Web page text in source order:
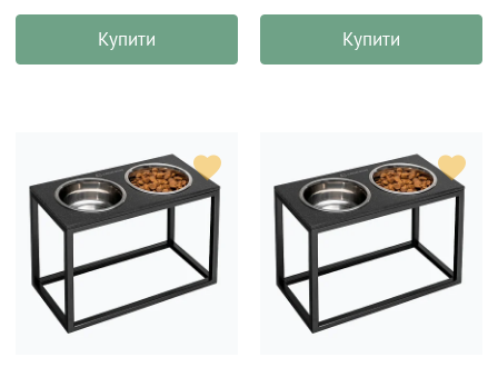
Купити Купити